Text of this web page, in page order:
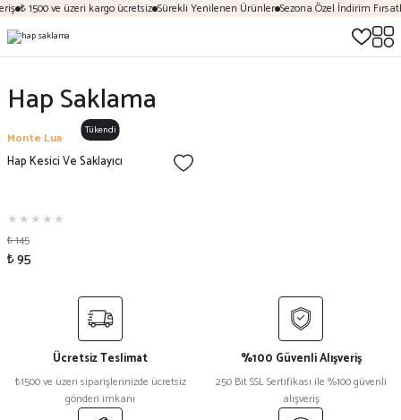
₺ 1500 ve üzeri kargo ücretsiz Sürekli Yenilenen Ürünler Sezona Özel İndirim
Hap Saklama
Tükendi
Monte Lua
Hap Kesici Ve Saklayıcı
₺ 145
₺ 95
Ücretsiz Teslimat
₺1500 ve üzeri siparişlerinizde ücretsiz
gönderi imkanı
%100 Güvenli Alışveriş
250 Bit SSL Sertifikası ile %100 güvenli
alışveriş